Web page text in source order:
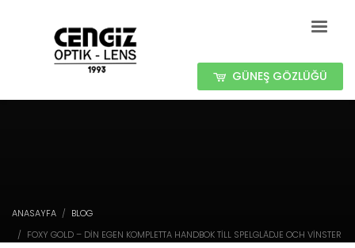
GÜNEŞ GÖZLÜĞÜ
ANASAYFA
BLOG
FOXY GOLD – DIN EGEN KOMPLETTA HANDBOK TILL SPELGLÄDJE OCH VINSTER